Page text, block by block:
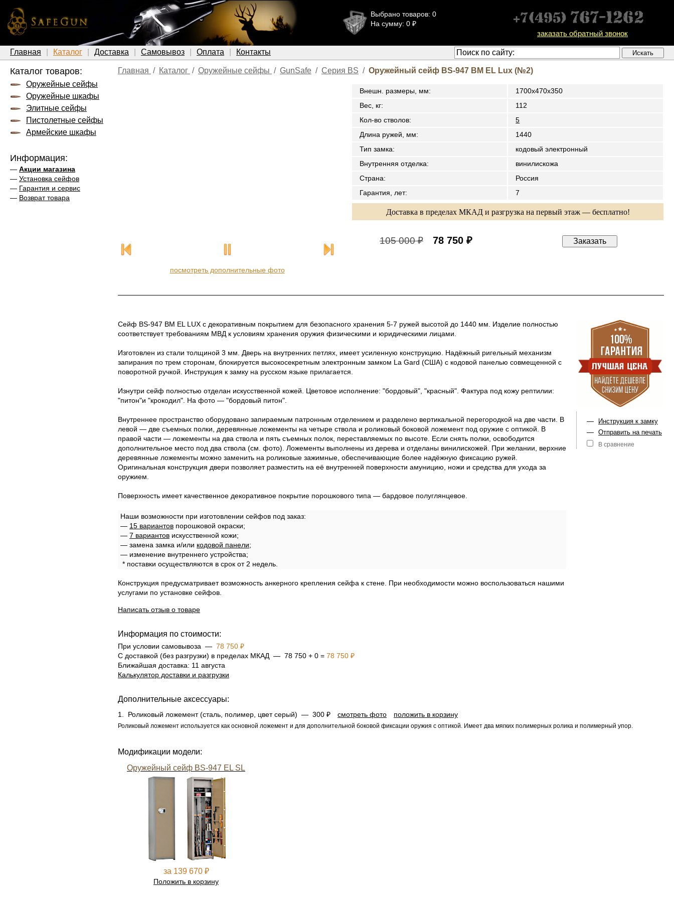
заказать обратный звонок
Выбрано товаров: 0
На сумму: 0 ₽
Главная Каталог Доставка Самовывоз Оплата Контакты
Каталог товаров:
Оружейные сейфы
Оружейные шкафы
Элитные сейфы
Пистолетные сейфы
Армейские шкафы
Информация:
— Акции магазина
— Установка сейфов
— Гарантия и сервис
— Возврат товара
Главная / Каталог / Оружейные сейфы / GunSafe / Серия BS / Оружейный сейф BS-947 BM EL Lux (№2)
посмотреть дополнительные фото
Внешн. размеры, мм:
1700x470x350
Вес, кг:
112
Кол-во стволов:
5
Длина ружей, мм:
1440
Тип замка:
кодовый электронный
Внутренняя отделка:
винилискожа
Страна:
Россия
Гарантия, лет: 7
Доставка в пределах МКАД и разгрузка на первый этаж — бесплатно!
105 000 ₽ 78 750 ₽
Сейф BS-947 BM EL LUX с декоративным покрытием для безопасного хранения 5-7 ружей высотой до 1440 мм. Изделие полностью
соответствует требованиям МВД к условиям хранения оружия физическими и юридическими лицами.
Изготовлен из стали толщиной 3 мм. Дверь на внутренних петлях, имеет усиленную конструкцию. Надёжный ригельный механизм
запирания по трем сторонам, блокируется высокосекретным электронным замком La Gard (США) с кодовой панелью совмещенной с
поворотной ручкой. Инструкция к замку на русском языке прилагается.
Изнутри сейф полностью отделан искусственной кожей. Цветовое исполнение: "бордовый", "красный". Фактура под кожу рептилии:
"питон"и "крокодил". На фото — "бордовый питон".
Внутреннее пространство оборудовано запираемым патронным отделением и разделено вертикальной перегородкой на две части. В
левой — две съемных полки, деревянные ложементы на четыре ствола и роликовый боковой ложемент под оружие с оптикой. В
правой части — ложементы на два ствола и пять съемных полок, переставляемых по высоте. Если снять полки, освободится
дополнительное место под два ствола (см. фото). Ложементы выполнены из дерева и отделаны винилискожей. При желании, верхние
деревянные ложементы можно заменить на роликовые зажимные, обеспечивающие более надёжную фиксацию ружей.
Оригинальная конструкция двери позволяет разместить на её внутренней поверхности амуницию, ножи и средства для ухода за
оружием.
Поверхность имеет качественное декоративное покрытие порошкового типа — бардовое полуглянцевое.
Наши возможности при изготовлении сейфов под заказ:
— 15 вариантов порошковой окраски;
— 7 вариантов искусственной кожи;
— замена замка и/или кодовой панели;
— изменение внутреннего устройства;
* поставки осуществляются в срок от 2 недель.
Конструкция предусматривает возможность анкерного крепления сейфа к стене. При необходимости можно воспользоваться нашими
услугами по установке сейфов.
— Инструкция к замку
— Отправить на печать
В сравнение
Написать отзыв о товаре
Информация по стоимости:
При условии самовывоза — 78 750 ₽
С доставкой (без разгрузки) в пределах МКАД — 78 750 + 0 = 78 750 ₽
Ближайшая доставка: 11 августа
Калькулятор доставки и разгрузки
Дополнительные аксессуары:
1. Роликовый ложемент (сталь, полимер, цвет серый) — 300 ₽ смотреть фото положить в корзину
Роликовый ложемент используется как основной ложемент и для дополнительной боковой фиксации оружия с оптикой. Имеет два мягких полимерных ролика и полимерный упор.
Модификации модели:
Оружейный сейф BS-947 EL SL
за 139 670 ₽
Положить в корзину